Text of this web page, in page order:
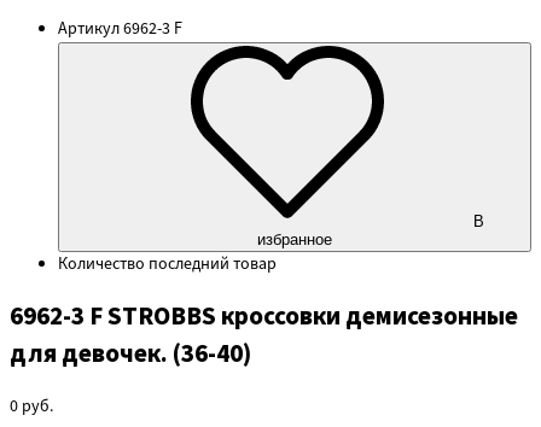
Артикул6962-3 F
В
избранное
Количество последний товар
6962-3 F STROBBS кроссовки демисезонные
для девочек. (36-40)
0 руб.